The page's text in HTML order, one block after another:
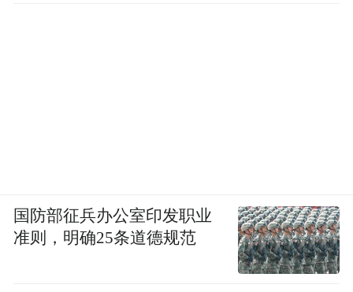
国防部征兵办公室印发职业
准则，明确25条道德规范